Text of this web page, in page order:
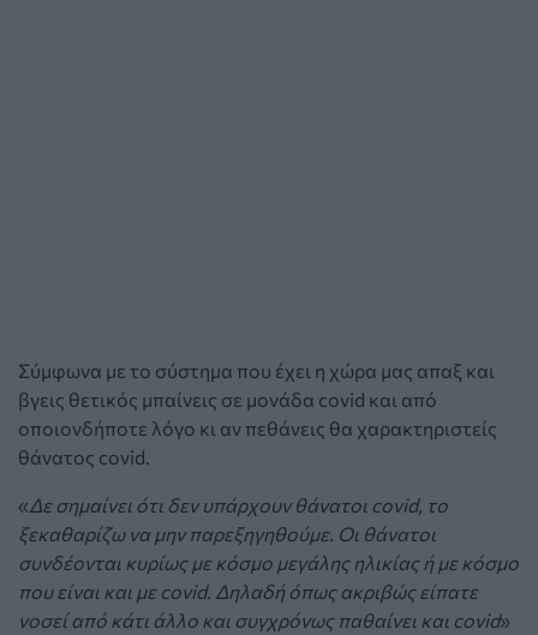
Σύμφωνα με το σύστημα που έχει η χώρα μας απαξ και
βγεις θετικός μπαίνεις σε μονάδα covid και από
οποιονδήποτε λόγο κι αν πεθάνεις θα χαρακτηριστείς
θάνατος covid.
«Δε σημαίνει ότι δεν υπάρχουν θάνατοι covid, το
ξεκαθαρίζω να μην παρεξηγηθούμε. Οι θάνατοι
συνδέονται κυρίως με κόσμο μεγάλης ηλικίας ή με κόσμο
που είναι και με covid. Δηλαδή όπως ακριβώς είπατε
νοσεί από κάτι άλλο και συγχρόνως παθαίνει και covid»